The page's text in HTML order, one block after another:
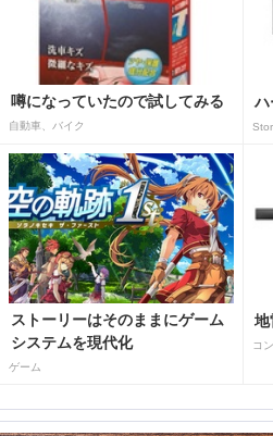
噂になっていたので試してみる
自動車、バイク
ハ
ストーリーはそのままにゲーム
システムを現代化
ゲーム
地
コ